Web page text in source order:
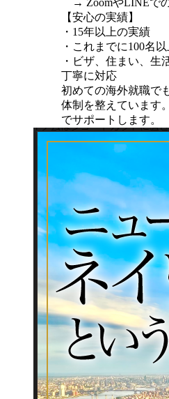
→ ZoomやLINEで
【安心の実績】
・15年以上の実績
・これまでに100名
・ビザ、住まい、生
丁寧に対応
初めての海外就職で
体制を整えています
でサポートします。